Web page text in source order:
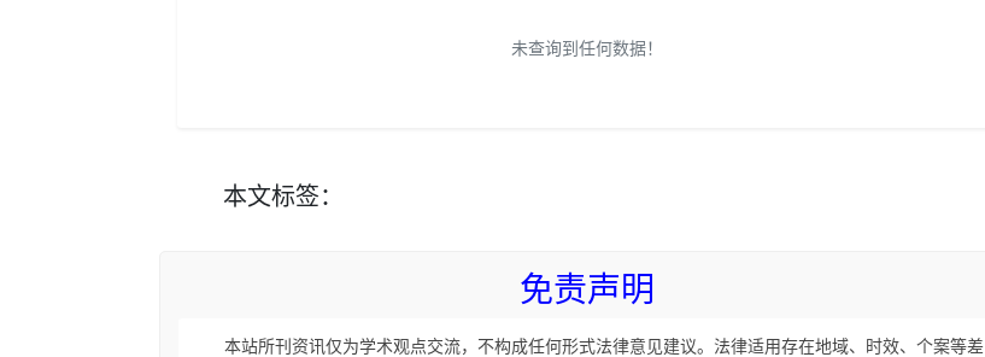
未查询到任何数据！
本文标签：
免责声明
本站所刊资讯仅为学术观点交流，不构成任何形式法律意见建议。法律适用存在地域、时效、个案等差